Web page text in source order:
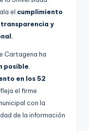
el cumplimiento
y
Cartagena ha
posible,
en los 52
el firme
con la
de la información